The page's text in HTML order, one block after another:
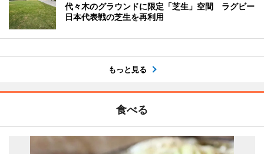
代々木のグラウンドに限定「芝生」空間 ラグビー
日本代表戦の芝生を再利用
もっと見る
食べる